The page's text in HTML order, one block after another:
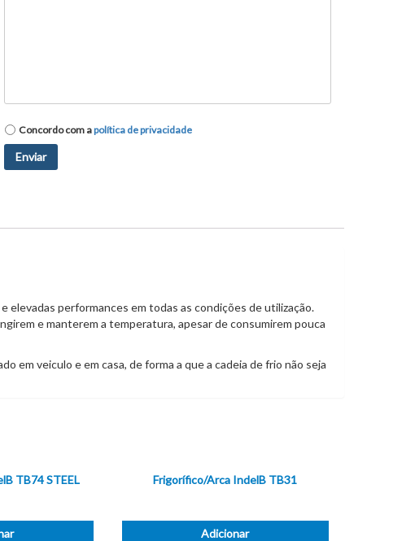
Política
de
privacidade
Concordo com apolítica de privacidade
elevadas performances em todas as condições de utilização.
e manterem a temperatura, apesar de consumirem pouca
em veiculo e em casa, de forma a que a cadeia de frio não seja
TB74 STEEL Frigorífico/Arca IndelB TB31
Adicionar